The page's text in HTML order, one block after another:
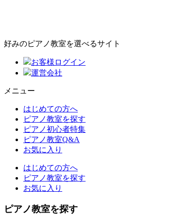
好みのピアノ教室を選べるサイト
お客様ログイン
運営会社
メニュー
はじめての方へ
ピアノ教室を探す
ピアノ初心者特集
ピアノ教室Q&A
お気に入り
はじめての方へ
ピアノ教室を探す
お気に入り
ピアノ教室を探す